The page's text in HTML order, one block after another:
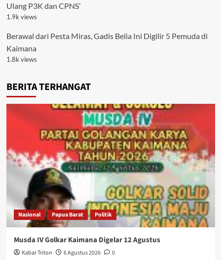
Ulang P3K dan CPNS’
1.9k views
Berawal dari Pesta Miras, Gadis Belia Ini Digilir 5 Pemuda di
Kaimana
1.8k views
BERITA TERHANGAT
Nasional Papua Barat Politik
Musda IV Golkar Kaimana Digelar 12 Agustus
Kabar Triton 6 Agustus 2026 0